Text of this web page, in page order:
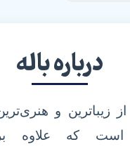
درباره باله
زیباترین و
که علاوه